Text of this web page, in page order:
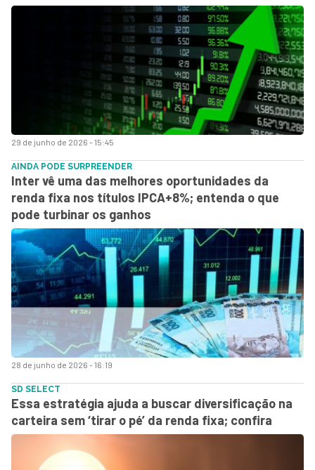
29 de junho de 2026 - 15:45
28 de junho de 2026 - 16:19
AINDA PODE SURPREENDER
Inter vê uma das melhores oportunidades da
renda fixa nos títulos IPCA+8%; entenda o que
pode turbinar os ganhos
SD SELECT
Essa estratégia ajuda a buscar diversificação na
carteira sem ‘tirar o pé’ da renda fixa; confira